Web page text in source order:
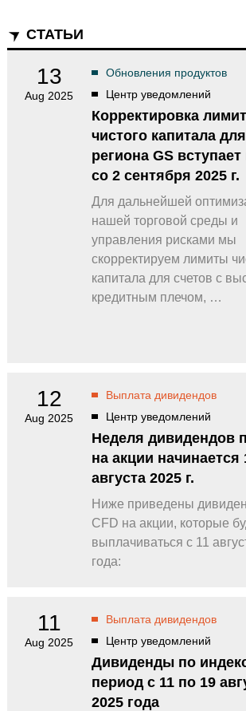
Торгуйте с умом на ведущей мировой
платформе для построения графиков
Копитрейдинг
ПОПУЛЯРНОЕ
Копируйте, торгуйте и зарабатывайте в
одно касание
Демо торговля
Практикуйтесь в торговле и тестируйте
Безопасный внешний сервер для
бесперебойной торговли
СТАТЬИ
13
Aug 2025
Обновления продуктов
Центр уведомлений
Корректировка
чистого капитала для
региона GS
со 2 сентября 2025 г.
Для дальнейшей
нашей торговой среды и
управления рисками мы
скорректируем лимиты
капитала для счетов с
кредитным плечом, …
12
Aug 2025
Выплата дивидендов
Центр уведомлений
Неделя дивидендов
на акции начинается
августа 2025 г.
Ниже приведены
CFD на акции, которые
выплачиваться с 11
года:
11
Aug 2025
Выплата дивидендов
Центр уведомлений
Дивиденды по
период с 11 по 19
2025 года